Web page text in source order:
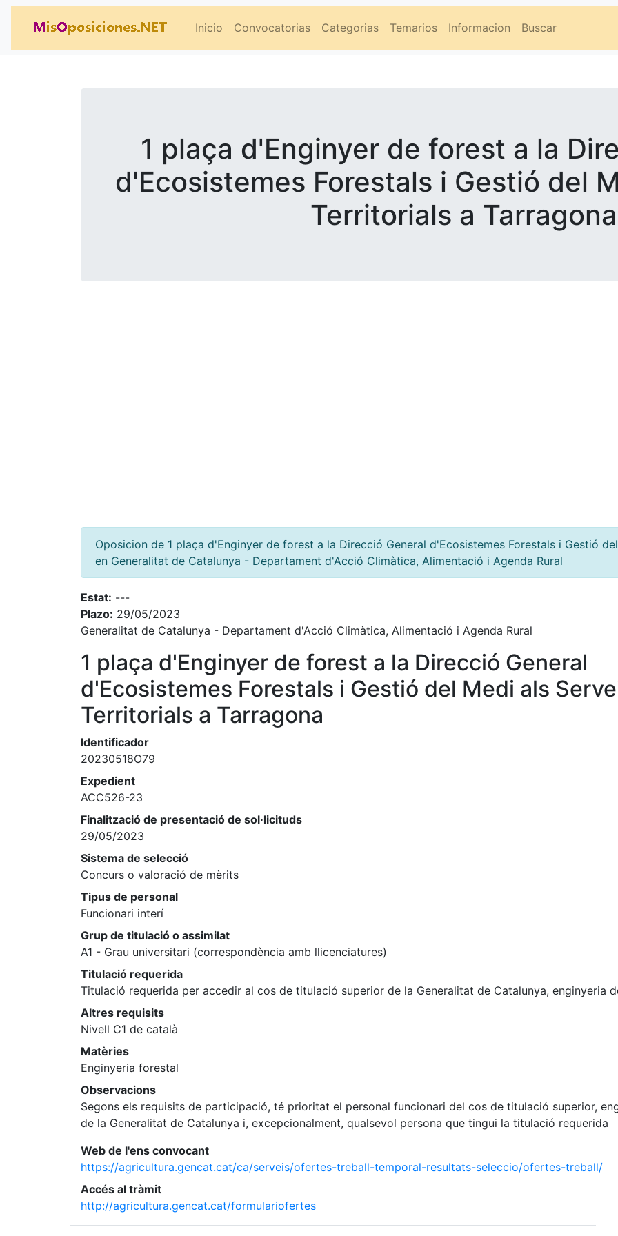
Inicio Convocatorias Categorias Temarios Informacion Buscar
1 plaça d'Enginyer de forest a la
d'Ecosistemes Forestals i Gestió del
Territorials a Tarragona
Oposicion de 1 plaça d'Enginyer de forest a la Direcció General d'Ecosistemes Forestals i Gestió
en Generalitat de Catalunya - Departament d'Acció Climàtica, Alimentació i Agenda Rural
Estat: ---
Plazo: 29/05/2023
Generalitat de Catalunya - Departament d'Acció Climàtica, Alimentació i Agenda Rural
1 plaça d'Enginyer de forest a la Direcció General
d'Ecosistemes Forestals i Gestió del Medi als
Territorials a Tarragona
Identificador
20230518O79
Expedient
ACC526-23
Finalització de presentació de sol·licituds
29/05/2023
Sistema de selecció
Concurs o valoració de mèrits
Tipus de personal
Funcionari interí
Grup de titulació o assimilat
A1 - Grau universitari (correspondència amb llicenciatures)
Titulació requerida
Titulació requerida per accedir al cos de titulació superior de la Generalitat de Catalunya, enginyeria
Altres requisits
Nivell C1 de català
Matèries
Enginyeria forestal
Observacions
Segons els requisits de participació, té prioritat el personal funcionari del cos de titulació superior,
de la Generalitat de Catalunya i, excepcionalment, qualsevol persona que tingui la titulació requerida
Web de l'ens convocant
https://agricultura.gencat.cat/ca/serveis/ofertes-treball-temporal-resultats-seleccio/ofertes-treball/
Accés al tràmit
http://agricultura.gencat.cat/formulariofertes